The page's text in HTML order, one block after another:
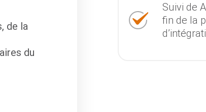
de la
du
Suivi de
fin de la